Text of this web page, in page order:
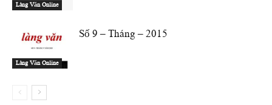
Làng Văn Online
Làng Văn Online
Số 9 – Tháng – 2015